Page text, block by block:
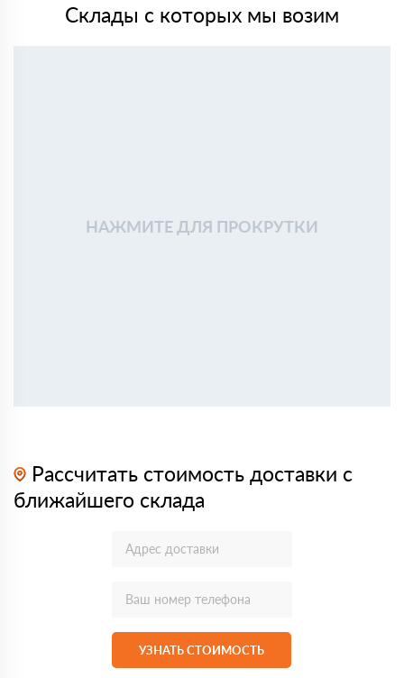
Склады с которых мы возим
НАЖМИТЕ ДЛЯ ПРОКРУТКИ
Рассчитать стоимость доставки с
ближайшего склада
УЗНАТЬ СТОИМОСТЬ